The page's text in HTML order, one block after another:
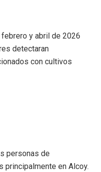
y abril de 2026
detectaran
con cultivos
personas de
principalmente en Alcoy.